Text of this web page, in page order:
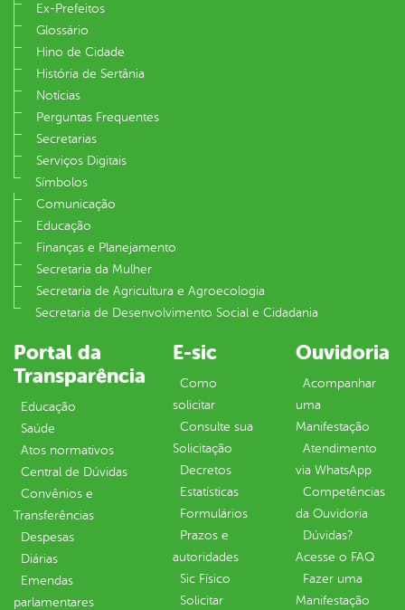
Ex-Prefeitos
Glossário
Hino de Cidade
História de Sertânia
Notícias
Perguntas Frequentes
Secretarias
Serviços Digitais
Símbolos
Comunicação
Educação
Finanças e Planejamento
Secretaria da Mulher
Secretaria de Agricultura e Agroecologia
Secretaria de Desenvolvimento Social e Cidadania
Portal da
Transparência
Educação
Saúde
Atos normativos
Central de Dúvidas
Convênios e
Transferências
Despesas
Diárias
Emendas
parlamentares
E-sic
Como
solicitar
Consulte sua
Solicitação
Decretos
Estatísticas
Formulários
Prazos e
autoridades
Sic Físico
Solicitar
Ouvidoria
Acompanhar
uma
Manifestação
Atendimento
via WhatsApp
Competências
da Ouvidoria
Dúvidas?
Acesse o FAQ
Fazer uma
Manifestação